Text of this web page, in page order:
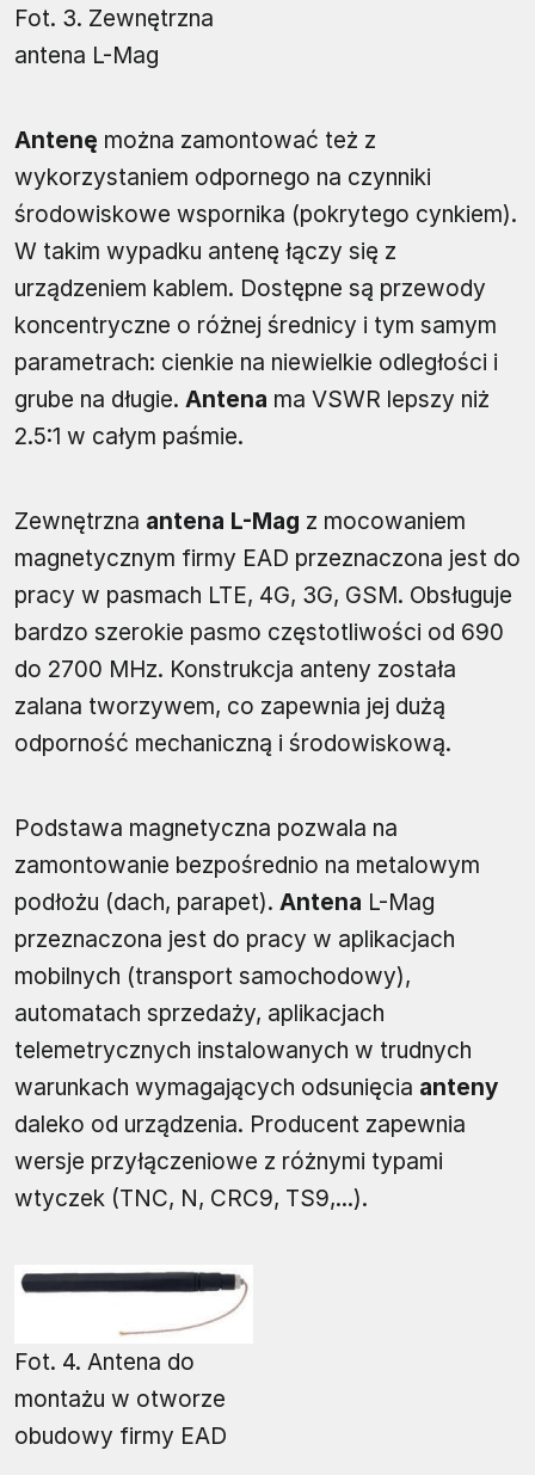
Fot. 3. Zewnętrzna
antena L-Mag
Antenę można zamontować też z
wykorzystaniem odpornego na czynniki
środowiskowe wspornika (pokrytego cynkiem).
W takim wypadku antenę łączy się z
urządzeniem kablem. Dostępne są przewody
koncentryczne o różnej średnicy i tym samym
parametrach: cienkie na niewielkie odległości i
grube na długie. Antena ma VSWR lepszy niż
2.5:1 w całym paśmie.
Zewnętrzna antena L-Mag z mocowaniem
magnetycznym firmy EAD przeznaczona jest do
pracy w pasmach LTE, 4G, 3G, GSM. Obsługuje
bardzo szerokie pasmo częstotliwości od 690
do 2700 MHz. Konstrukcja anteny została
zalana tworzywem, co zapewnia jej dużą
odporność mechaniczną i środowiskową.
Podstawa magnetyczna pozwala na
zamontowanie bezpośrednio na metalowym
podłożu (dach, parapet). Antena L-Mag
przeznaczona jest do pracy w aplikacjach
mobilnych (transport samochodowy),
automatach sprzedaży, aplikacjach
telemetrycznych instalowanych w trudnych
warunkach wymagających odsunięcia anteny
daleko od urządzenia. Producent zapewnia
wersje przyłączeniowe z różnymi typami
wtyczek (TNC, N, CRC9, TS9,...).
Fot. 4. Antena do
montażu w otworze
obudowy firmy EAD